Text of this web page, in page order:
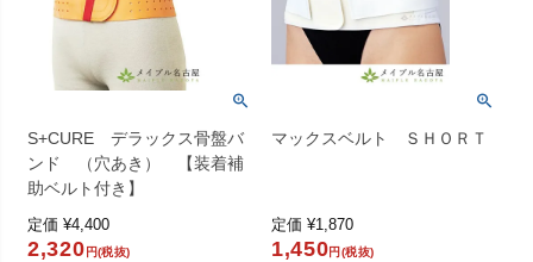
S+CURE デラックス骨盤バ
ンド （穴あき） 【装着補
助ベルト付き】
定価 ¥4,400
2,320 円(税抜)
マックスベルト ＳＨＯＲＴ
定価 ¥1,870
1,450円(税抜)